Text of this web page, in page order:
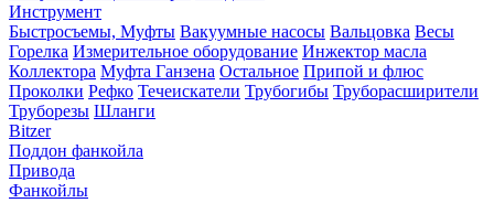
Инструмент
Быстросъемы, Муфты Вакуумные насосы Вальцовка Весы
Горелка Измерительное оборудование Инжектор масла
Коллектора Муфта Ганзена Остальное Припой и флюс
Проколки Рефко Течеискатели Трубогибы Труборасширители
Труборезы Шланги
Bitzer
Поддон фанкойла
Привода
Фанкойлы